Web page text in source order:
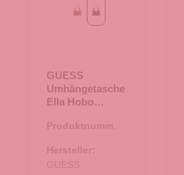
CognacEspresso
GUESS
Umhängetasche
Ella Hobo
Produktnummer:
Hersteller:
GUESS